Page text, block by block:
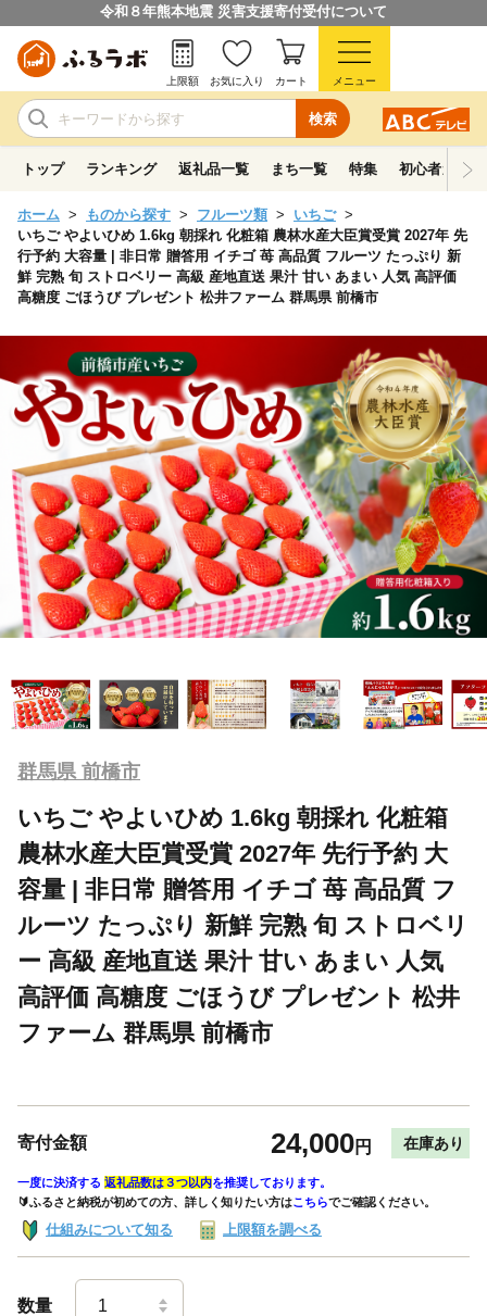
令和８年熊本地震 災害支援寄付受付について
検索
上限額 お気に入り カート メニュー
トップ ランキング 返礼品一覧 まち一覧 特集 初心者ガイド
ホーム ものから探す フルーツ類
いちご
いちご やよいひめ 1.6kg 朝採れ 化粧箱 農林水産大臣賞受賞 2027年 先
行予約 大容量 | 非日常 贈答用 イチゴ 苺 高品質 フルーツ たっぷり 新
鮮 完熟 旬 ストロベリー 高級 産地直送 果汁 甘い あまい 人気 高評価
高糖度 ごほうび プレゼント 松井ファーム 群馬県 前橋市
群馬県 前橋市
いちご やよいひめ 1.6kg 朝採れ 化粧箱
農林水産大臣賞受賞 2027年 先行予約 大
容量 | 非日常 贈答用 イチゴ 苺 高品質 フ
ルーツ たっぷり 新鮮 完熟 旬 ストロベリ
ー 高級 産地直送 果汁 甘い あまい 人気
高評価 高糖度 ごほうび プレゼント 松井
ファーム 群馬県 前橋市
寄付金額 24,000円 在庫あり
一度に決済する 返礼品数は３つ以内を推奨しております。
🔰ふるさと納税が初めての方、詳しく知りたい方はこちらでご確認ください。
仕組みについて知る 上限額を調べる
数量